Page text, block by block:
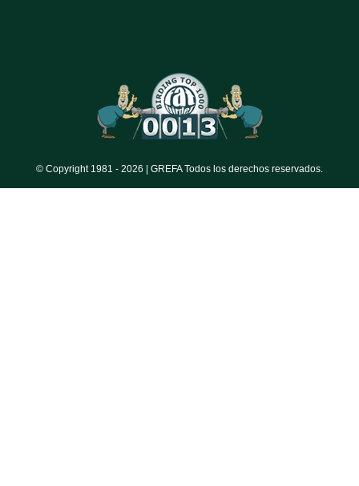
© Copyright 1981 - 2026 | GREFA Todos los derechos reservados.